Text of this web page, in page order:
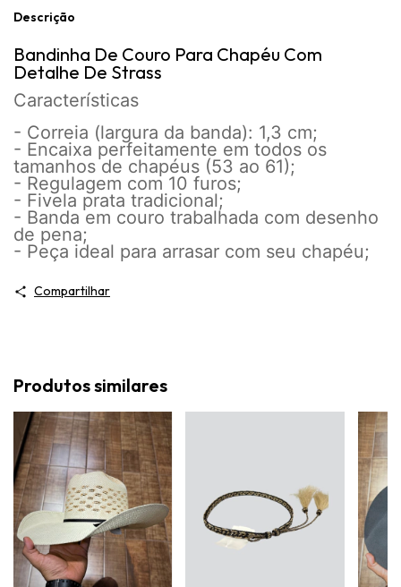
Descrição
Bandinha De Couro Para Chapéu Com
Detalhe De Strass
Características
- Correia (largura da banda): 1,3 cm;
- Encaixa perfeitamente em todos os
tamanhos de chapéus (53 ao 61);
- Regulagem com 10 furos;
- Fivela prata tradicional;
- Banda em couro trabalhada com desenho
de pena;
- Peça ideal para arrasar com seu chapéu;
Compartilhar
Produtos similares